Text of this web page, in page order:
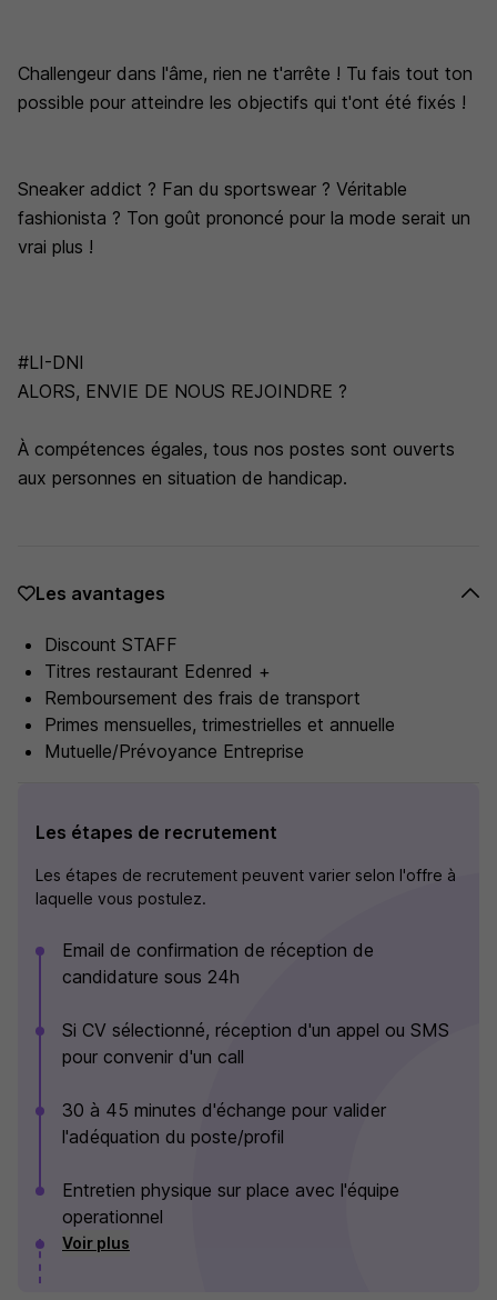
Challengeur dans l'âme, rien ne t'arrête ! Tu fais tout ton
possible pour atteindre les objectifs qui t'ont été fixés !
Sneaker addict ? Fan du sportswear ? Véritable
fashionista ? Ton goût prononcé pour la mode serait un
vrai plus !
#LI-DNI
ALORS, ENVIE DE NOUS REJOINDRE ?
À compétences égales, tous nos postes sont ouverts
aux personnes en situation de handicap.
Les avantages
Discount STAFF
Titres restaurant Edenred +
Remboursement des frais de transport
Primes mensuelles, trimestrielles et annuelle
Mutuelle/Prévoyance Entreprise
Les étapes de recrutement
Les étapes de recrutement peuvent varier selon l'offre à
laquelle vous postulez.
Email de confirmation de réception de
candidature sous 24h
Si CV sélectionné, réception d'un appel ou SMS
pour convenir d'un call
30 à 45 minutes d'échange pour valider
l'adéquation du poste/profil
Entretien physique sur place avec l'équipe
operationnel
Voir plus